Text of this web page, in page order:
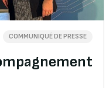
COMMUNIQUÉ DE PRESSE